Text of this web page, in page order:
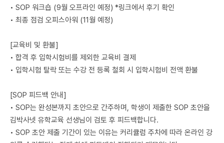
• SOP 워크숍 (9월 오프라인 예정) *링크에서 후기 확인
• 최종 점검 오피스아워 (11월 예정)
[교육비 및 환불]
• 합격 후 입학시험비를 제외한 교육비 결제
• 입학시험 탈락 또는 수강 전 등록 철회 시 입학시험비 전액 환불
[SOP 피드백 안내]
• SOP는 완성본까지 초안으로 간주하며, 학생이 제출한 SOP 초안을
김박사넷 유학교육 선생님이 검토 후 피드백합니다.
• SOP 초안 제출 기간이 있는 이유는 커리큘럼 주차에 따라 온라인 강